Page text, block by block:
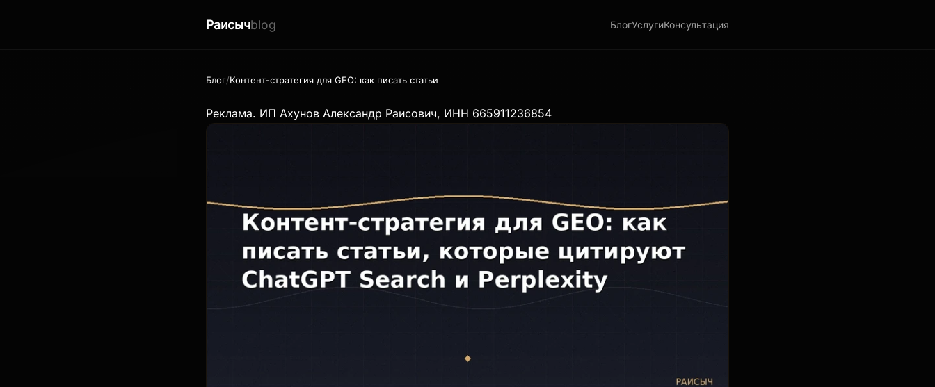
Раисычblog БлогУслугиКонсультация
Блог Контент-стратегия для GEO: как писать статьи, которые цитируют ChatGPT Search и Perplexity
Реклама. ИП Ахунов Александр Раисович, ИНН 665911236854